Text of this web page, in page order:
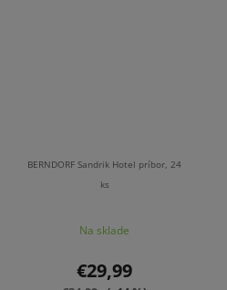
BERNDORF Sandrik Hotel príbor, 24
ks
Na sklade
€29,99